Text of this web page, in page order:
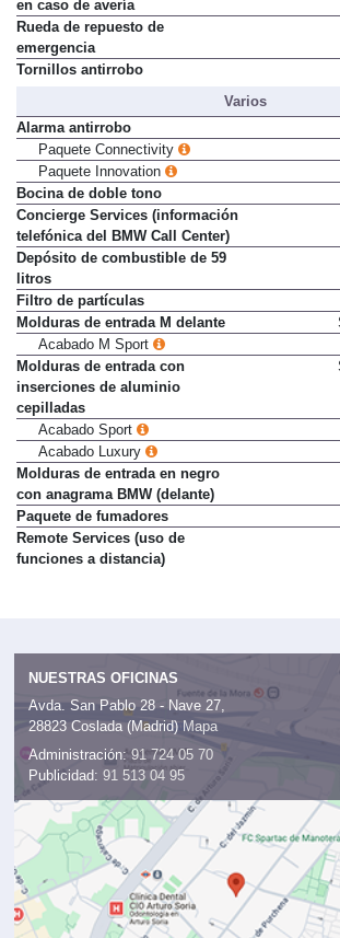
en caso de avería
Rueda de repuesto de
emergencia
Varios
Alarma antirrobo
Paquete Connectivity
Paquete Innovation
Bocina de doble tono
Concierge Services (información
telefónica del BMW Call Center)
Depósito de combustible de 59
litros
Filtro de partículas
Molduras de entrada M delante
Acabado M Sport
Molduras de entrada con
inserciones de aluminio
cepilladas
Acabado Sport
Acabado Luxury
Molduras de entrada en negro
con anagrama BMW (delante)
Paquete de fumadores
Remote Services (uso de
NUESTRAS OFICINAS
Avda. San Pablo 28 - Nave 27,
28823 Coslada (Madrid)
Mapa
Administración:91 724 05 70
Publicidad: